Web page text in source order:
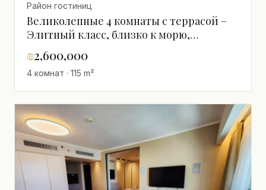
Район гостиниц
Великолепные 4 комнаты с террасой –
Элитный класс, близко к морю,
полностью меблированные
₪2,600,000
4 комнат · 115 m²